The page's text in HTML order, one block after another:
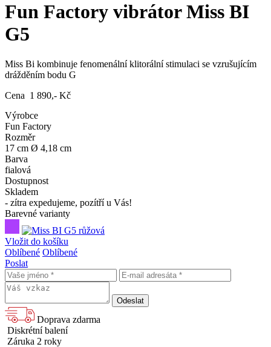
Fun Factory vibrátor Miss BI
G5
Miss Bi kombinuje fenomenální klitorální stimulaci se vzrušujícím
drážděním bodu G
Cena 1 890,- Kč
Výrobce
Fun Factory
Rozměr
17 cm Ø 4,18 cm
Barva
fialová
Dostupnost
Skladem
- zítra expedujeme, pozítří u Vás!
Barevné varianty
Vložit do košíku
Oblíbené Oblíbené
Poslat
Doprava zdarma
Diskrétní balení
Záruka 2 roky